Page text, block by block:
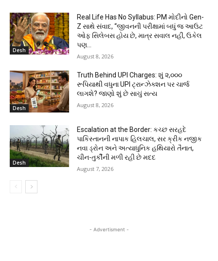
Desh
Real Life Has No Syllabus: PM મોદીનો Gen-
Z સાથે સંવાદ, “જીવનની પરીક્ષામાં બધું જ આઉટ
ઓફ સિલેબસ હોય છે, માત્ર સવાલ નહીં, ઉકેલ
પણ...
August 8, 2026
Desh
Truth Behind UPI Charges: શું ૨,૦૦૦
રૂપિયાથી વધુના UPI ટ્રાન્ઝેક્શન પર ચાર્જ
લાગશે? જાણો શું છે સાચું સત્ય
August 8, 2026
Desh
Escalation at the Border: કચ્છ સરહદે
પાકિસ્તાનની નાપાક હિલચાલ, સર ક્રીક નજીક
નવા ડ્રોન અને અત્યાધુનિક હથિયારો તૈનાત,
ચીન-તુર્કીની મળી રહી છે મદદ
August 7, 2026
- Advertisment -